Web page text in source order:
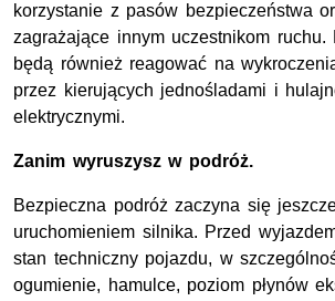
korzystanie z pasów bezpieczeństwa
zagrażające innym uczestnikom ruchu.
będą również reagować na
przez kierujących jednośladami i
elektrycznymi.
Zanim wyruszysz w podróż.
Bezpieczna podróż zaczyna się
uruchomieniem silnika. Przed
stan techniczny pojazdu, w
ogumienie, hamulce, poziom płynów